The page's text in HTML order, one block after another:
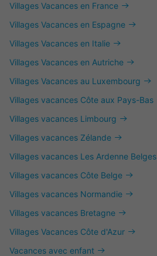
Villages Vacances en France
Villages Vacances en Espagne
Villages Vacances en Italie
Villages Vacances en Autriche
Villages Vacances au Luxembourg
Villages vacances Côte aux Pays-Bas
Villages vacances Limbourg
Villages vacances Zélande
Villages vacances Les Ardenne Belges
Villages vacances Côte Belge
Villages vacances Normandie
Villages vacances Bretagne
Villages Vacances Côte d'Azur
Vacances avec enfant